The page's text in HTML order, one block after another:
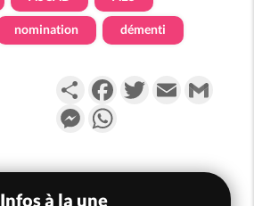
nomination démenti
PartagerFacebookTwitterEmail
Messenger
Infos à la une